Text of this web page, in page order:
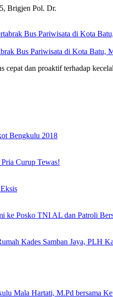
Brigjen Pol. Dr.
Bus Pariwisata di Kota Batu,
cepat dan proaktif terhadap
Bengkulu 2018
Curup Tewas!
ke Posko TNI AL dan Patroli
Kades Samban Jaya, PLH